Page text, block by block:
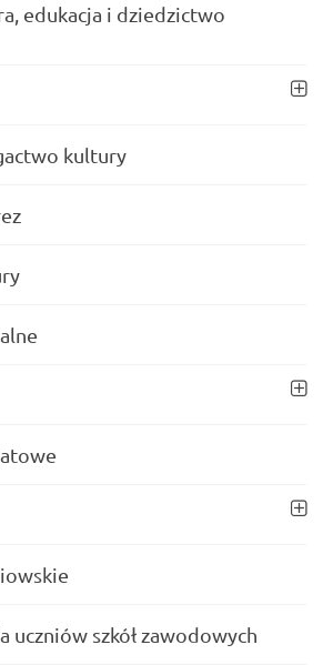
edukacja i dziedzictwo
kultury
uczniów szkół zawodowych